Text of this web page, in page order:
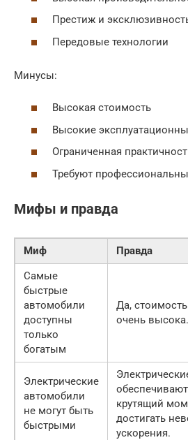
Престиж и
Передовые технологии
Минусы:
Высокая стоимость
Высокие
Ограниченная
Требуют
Мифы и правда
Миф
Правда
Самые
быстрые
автомобили
доступны
только
богатым
Да,
очень высока.
Электрические
автомобили
не могут быть
быстрыми
крутящий
достигать
ускорения.